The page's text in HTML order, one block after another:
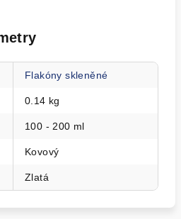
Flakóny skleněné
0.14 kg
100 - 200 ml
Kovový
Zlatá